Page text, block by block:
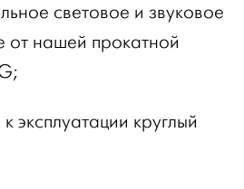
световое и звуковое
от нашей прокатной
эксплуатации круглый